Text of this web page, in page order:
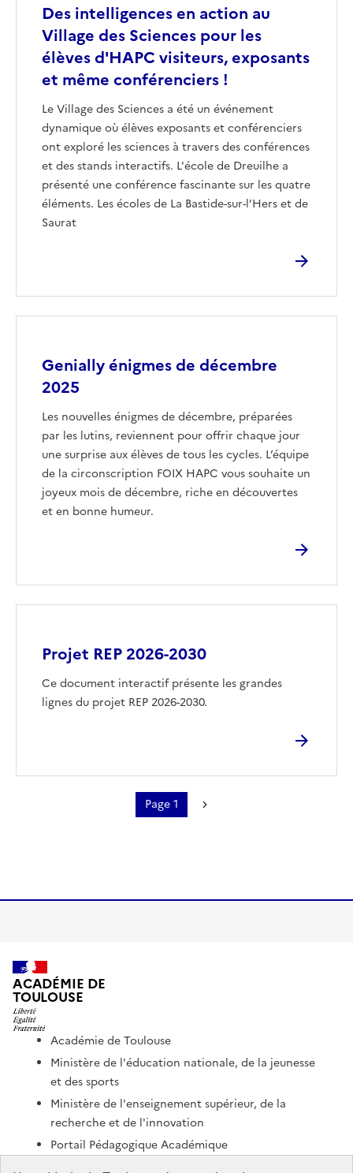
Des intelligences en action au
Village des Sciences pour les
élèves d'HAPC visiteurs, exposants
et même conférenciers !
Le Village des Sciences a été un événement
dynamique où élèves exposants et conférenciers
ont exploré les sciences à travers des conférences
et des stands interactifs. L'école de Dreuilhe a
présenté une conférence fascinante sur les quatre
éléments. Les écoles de La Bastide-sur-l’Hers et de
Saurat
Genially énigmes de décembre
2025
Les nouvelles énigmes de décembre, préparées
par les lutins, reviennent pour offrir chaque jour
une surprise aux élèves de tous les cycles. L’équipe
de la circonscription FOIX HAPC vous souhaite un
joyeux mois de décembre, riche en découvertes
et en bonne humeur.
Projet REP 2026-2030
Ce document interactif présente les grandes
lignes du projet REP 2026-2030.
Page 1
Page suivante
ACADÉMIE DE
TOULOUSE
Académie de Toulouse
Ministère de l'éducation nationale, de la jeunesse
et des sports
Ministère de l'enseignement supérieur, de la
recherche et de l'innovation
Portail Pédagogique Académique